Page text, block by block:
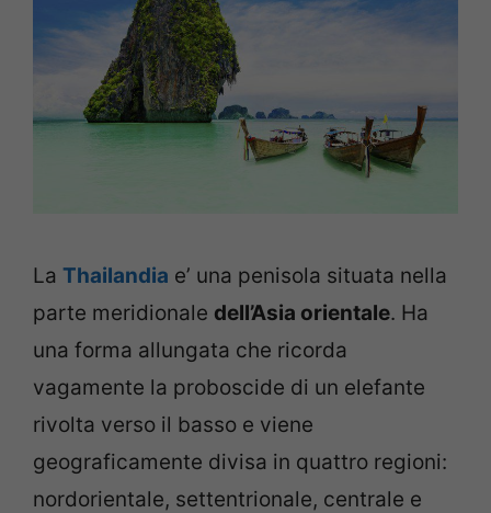
La Thailandia e’ una penisola situata nella
parte meridionale dell’Asia orientale. Ha
una forma allungata che ricorda
vagamente la proboscide di un elefante
rivolta verso il basso e viene
geograficamente divisa in quattro regioni:
nordorientale, settentrionale, centrale e